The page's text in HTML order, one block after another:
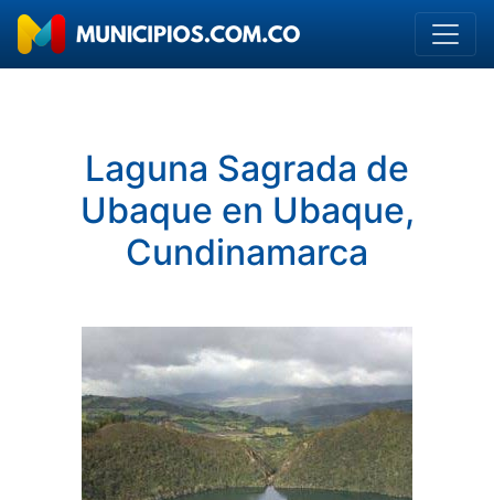
Laguna Sagrada de
Ubaque en Ubaque,
Cundinamarca